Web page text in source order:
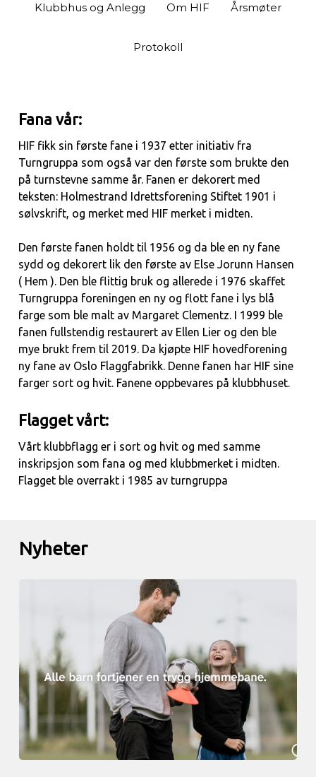
Klubbhus og Anlegg Om HIF Årsmøter
Protokoll
Fana vår:
HIF fikk sin første fane i 1937 etter initiativ fra
Turngruppa som også var den første som brukte den
på turnstevne samme år. Fanen er dekorert med
teksten: Holmestrand Idrettsforening Stiftet 1901 i
sølvskrift, og merket med HIF merket i midten.
Den første fanen holdt til 1956 og da ble en ny fane
sydd og dekorert lik den første av Else Jorunn Hansen
( Hem ). Den ble flittig bruk og allerede i 1976 skaffet
Turngruppa foreningen en ny og flott fane i lys blå
farge som ble malt av Margaret Clementz. I 1999 ble
fanen fullstendig restaurert av Ellen Lier og den ble
mye brukt frem til 2019. Da kjøpte HIF hovedforening
ny fane av Oslo Flaggfabrikk. Denne fanen har HIF sine
farger sort og hvit. Fanene oppbevares på klubbhuset.
Flagget vårt:
Vårt klubbflagg er i sort og hvit og med samme
inskripsjon som fana og med klubbmerket i midten.
Flagget ble overrakt i 1985 av turngruppa
Nyheter